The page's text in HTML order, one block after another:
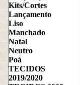
Kits/Cortes
Lançamento
Liso
Manchado
Natal
Neutro
Poá
TECIDOS
2019/2020